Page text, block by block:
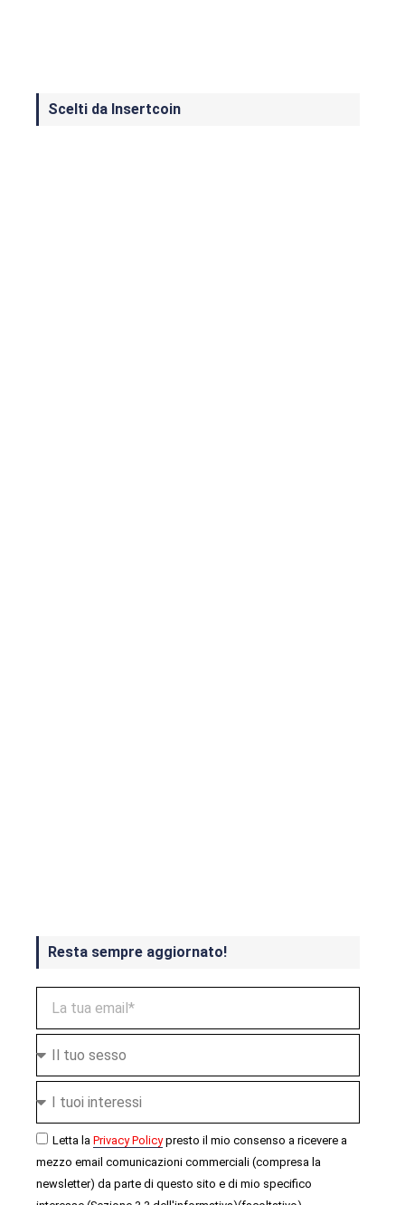
Scelti da Insertcoin
Resta sempre aggiornato!
Letta la Privacy Policypresto il mio consenso a ricevere a
mezzo email comunicazioni commerciali (compresa la
newsletter) da parte di questo sito e di mio specifico